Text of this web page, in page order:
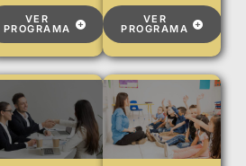
VER
PROGRAMA
VER
PROGRAMA